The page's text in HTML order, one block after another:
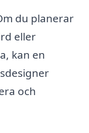
du planerar
eller
kan en
och